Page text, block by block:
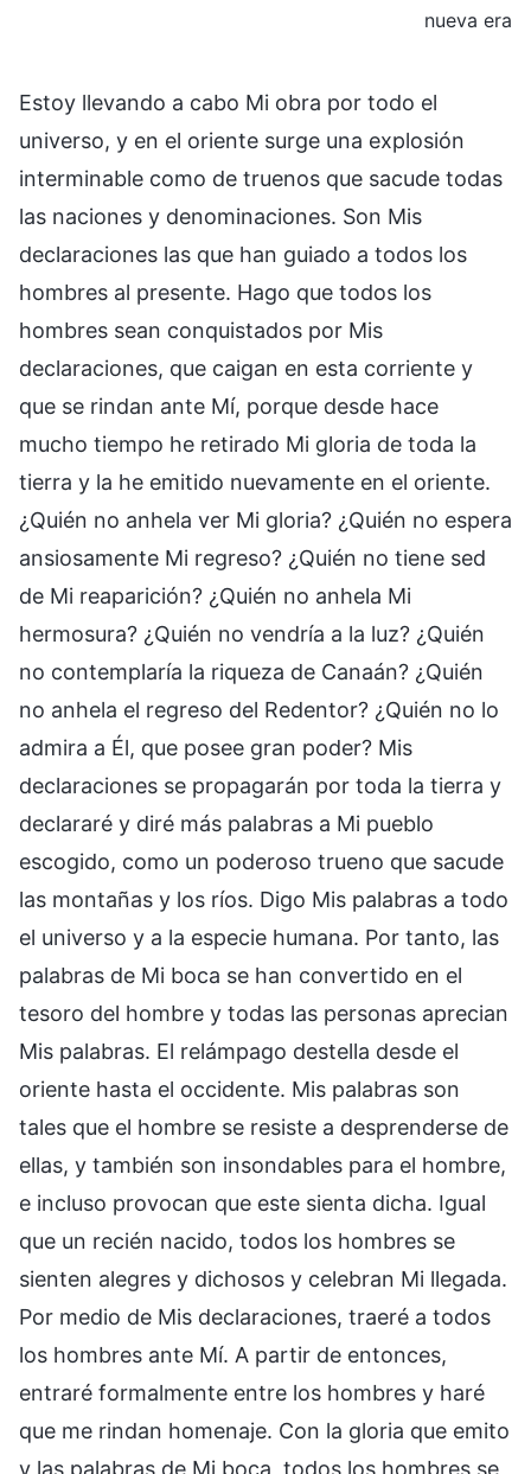
nueva era
Estoy llevando a cabo Mi obra por todo el
universo, y en el oriente surge una explosión
interminable como de truenos que sacude todas
las naciones y denominaciones. Son Mis
declaraciones las que han guiado a todos los
hombres al presente. Hago que todos los
hombres sean conquistados por Mis
declaraciones, que caigan en esta corriente y
que se rindan ante Mí, porque desde hace
mucho tiempo he retirado Mi gloria de toda la
tierra y la he emitido nuevamente en el oriente.
¿Quién no anhela ver Mi gloria? ¿Quién no espera
ansiosamente Mi regreso? ¿Quién no tiene sed
de Mi reaparición? ¿Quién no anhela Mi
hermosura? ¿Quién no vendría a la luz? ¿Quién
no contemplaría la riqueza de Canaán? ¿Quién
no anhela el regreso del Redentor? ¿Quién no lo
admira a Él, que posee gran poder? Mis
declaraciones se propagarán por toda la tierra y
declararé y diré más palabras a Mi pueblo
escogido, como un poderoso trueno que sacude
las montañas y los ríos. Digo Mis palabras a todo
el universo y a la especie humana. Por tanto, las
palabras de Mi boca se han convertido en el
tesoro del hombre y todas las personas aprecian
Mis palabras. El relámpago destella desde el
oriente hasta el occidente. Mis palabras son
tales que el hombre se resiste a desprenderse de
ellas, y también son insondables para el hombre,
e incluso provocan que este sienta dicha. Igual
que un recién nacido, todos los hombres se
sienten alegres y dichosos y celebran Mi llegada.
Por medio de Mis declaraciones, traeré a todos
los hombres ante Mí. A partir de entonces,
entraré formalmente entre los hombres y haré
que me rindan homenaje. Con la gloria que emito
y las palabras de Mi boca, todos los hombres se